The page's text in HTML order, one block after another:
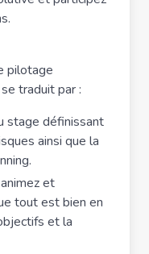
pilotage
traduit par :
stage définissant
ainsi que la
et
tout est bien en
et la